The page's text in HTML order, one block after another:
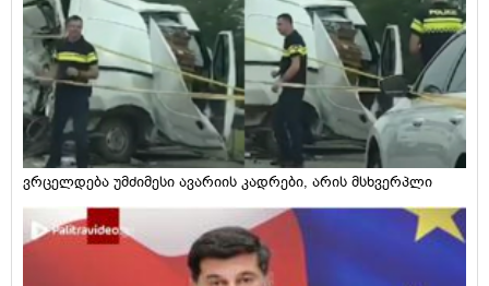
ვრცელდება უმძიმესი ავარიის კადრები, არის მსხვერპლი